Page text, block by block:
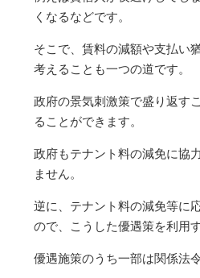
くなるなどです。
そこで、賃料の減額や支払い
考えることも一つの道です。
政府の景気刺激策で盛り返す
ることができます。
政府もテナント料の減免に協
ません。
逆に、テナント料の減免等に
ので、こうした優遇策を利用
優遇施策のうち一部は関係法